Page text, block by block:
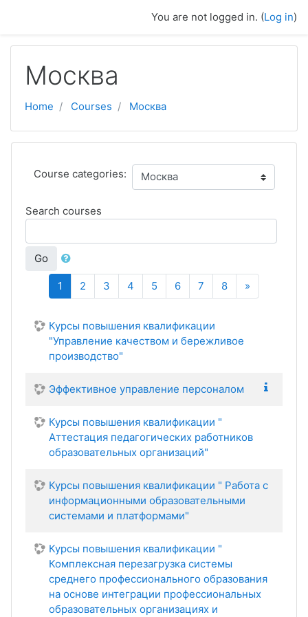
You are not logged in. (Log in)
Москва
Home Courses Москва
Course categories:
Search courses
Go
1 (current)
2 3 4 5 6 7 8 »
Курсы повышения квалификации
"Управление качеством и бережливое
производство"
Эффективное управление персоналом
Курсы повышения квалификации "
Аттестация педагогических работников
образовательных организаций"
Курсы повышения квалификации " Работа с
информационными образовательными
системами и платформами"
Курсы повышения квалификации "
Комплексная перезагрузка системы
среднего профессионального образования
на основе интеграции профессиональных
образовательных организациях и